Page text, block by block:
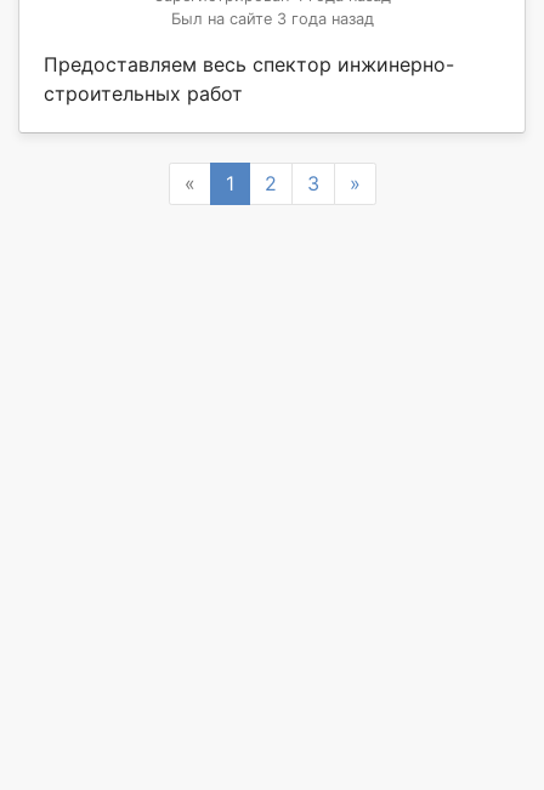
Был на сайте 3 года назад
Предоставляем весь спектор инжинерно-
строительных работ
« Previous
1 2 3 »Next